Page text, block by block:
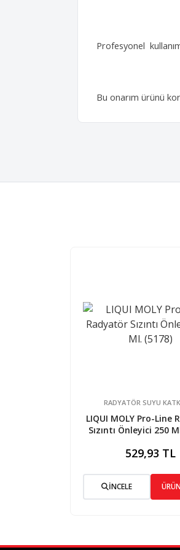
Profesyonel
Bu onarım ürünü
RADYATÖR SUYU
LIQUI MOLY Pro-Line
Sızıntı Önleyici 250
529,93 TL
İNCELE